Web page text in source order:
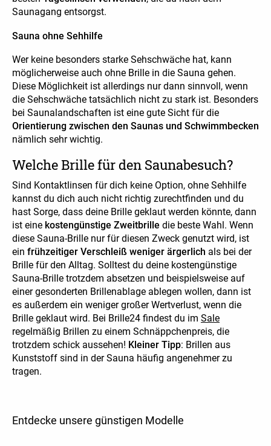
Saunagang entsorgst.
Sauna ohne Sehhilfe
Wer keine besonders starke Sehschwäche hat, kann
möglicherweise auch ohne Brille in die Sauna gehen.
Diese Möglichkeit ist allerdings nur dann sinnvoll, wenn
die Sehschwäche tatsächlich nicht zu stark ist. Besonders
bei Saunalandschaften ist eine gute Sicht für die
Orientierung zwischen den Saunas und Schwimmbecken
nämlich sehr wichtig.
Welche Brille für den Saunabesuch?
Sind Kontaktlinsen für dich keine Option, ohne Sehhilfe
kannst du dich auch nicht richtig zurechtfinden und du
hast Sorge, dass deine Brille geklaut werden könnte, dann
ist eine kostengünstige Zweitbrille die beste Wahl. Wenn
diese Sauna-Brille nur für diesen Zweck genutzt wird, ist
ein frühzeitiger Verschleiß weniger ärgerlich als bei der
Brille für den Alltag. Solltest du deine kostengünstige
Sauna-Brille trotzdem absetzen und beispielsweise auf
einer gesonderten Brillenablage ablegen wollen, dann ist
es außerdem ein weniger großer Wertverlust, wenn die
Brille geklaut wird. Bei Brille24 findest du im Sale
regelmäßig Brillen zu einem Schnäppchenpreis, die
trotzdem schick aussehen! Kleiner Tipp: Brillen aus
Kunststoff sind in der Sauna häufig angenehmer zu
tragen.
Entdecke unsere günstigen Modelle